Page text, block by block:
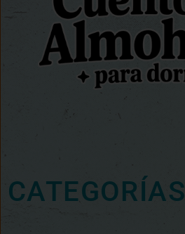
CATEGORÍAS